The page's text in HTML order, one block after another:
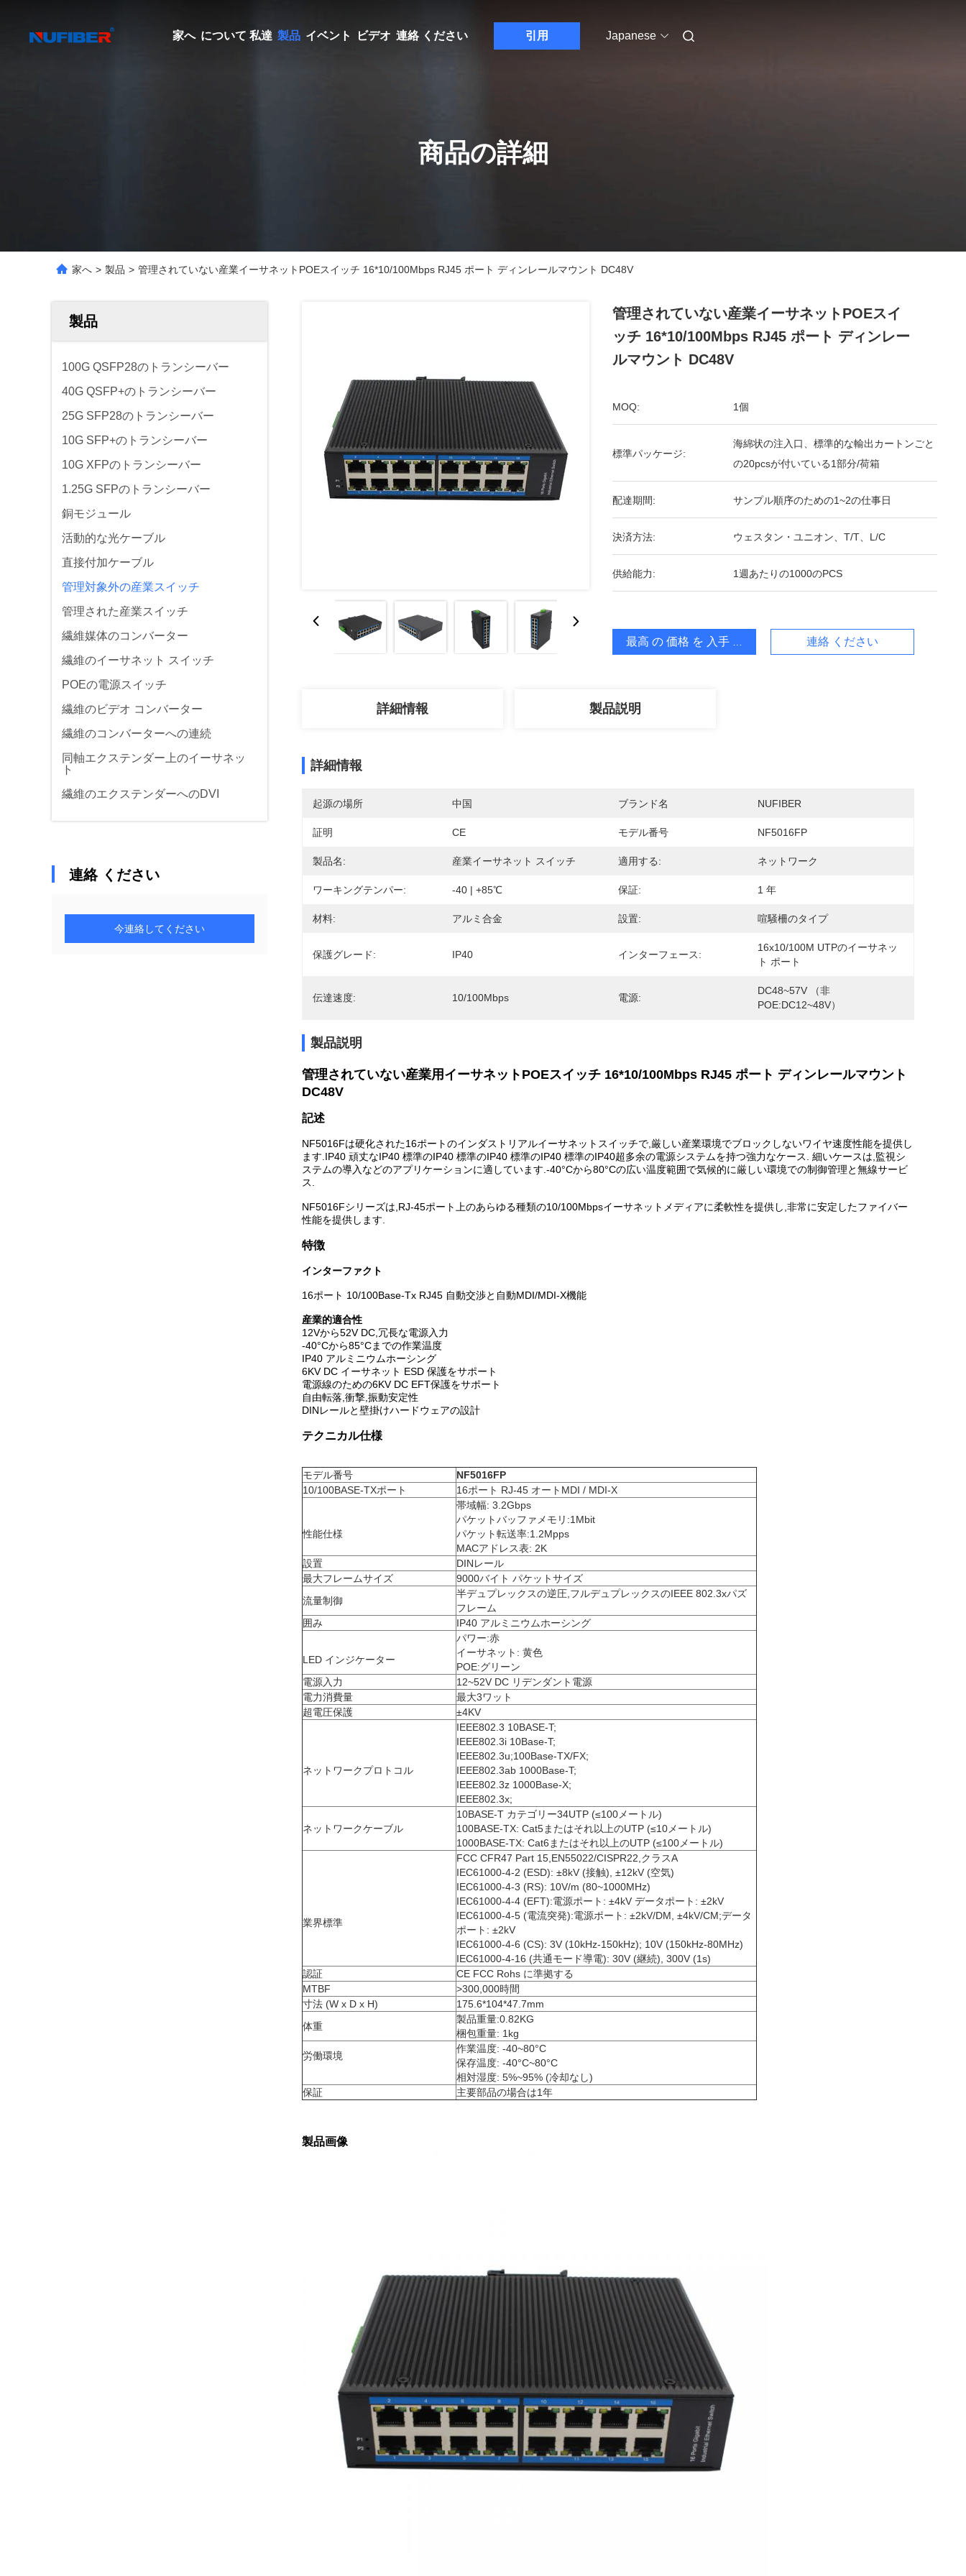
家へ について 私達 製品 イベント ビデオ 連絡 ください 引用 Japanese
商品の詳細
家へ > 製品 > 管理されていない産業イーサネットPOEスイッチ 16*10/100Mbps RJ45 ポート ディンレールマウント DC48V
製品
100G QSFP28のトランシーバー
40G QSFP+のトランシーバー
25G SFP28のトランシーバー
10G SFP+のトランシーバー
10G XFPのトランシーバー
1.25G SFPのトランシーバー
銅モジュール
活動的な光ケーブル
直接付加ケーブル
管理対象外の産業スイッチ
管理された産業スイッチ
繊維媒体のコンバーター
繊維のイーサネット スイッチ
POEの電源スイッチ
繊維のビデオ コンバーター
繊維のコンバーターへの連続
同軸エクステンダー上のイーサネッ
ト
繊維のエクステンダーへのDVI
連絡 ください
今連絡してください
管理されていない産業イーサネットPOEスイ
ッチ 16*10/100Mbps RJ45 ポート ディンレー
ルマウント DC48V
MOQ: 1個
標準パッケージ:
海綿状の注入口、標準的な輸出カートンごと
の20pcsが付いている1部分/荷箱
配達期間: サンプル順序のための1~2の仕事日
決済方法: ウェスタン・ユニオン、T/T、L/C
供給能力: 1週あたりの1000のPCS
最高 の 価格 を 入手 する 連絡 ください
詳細情報 製品説明
詳細情報
起源の場所 中国 ブランド名 NUFIBER
証明 CE モデル番号 NF5016FP
製品名: 産業イーサネット スイッチ 適用する: ネットワーク
ワーキングテンパー: -40 | +85℃ 保証: 1 年
材料: アルミ合金 設置: 喧騒柵のタイプ
保護グレード: IP40 インターフェース:
16x10/100M UTPのイーサネッ
ト ポート
伝達速度: 10/100Mbps 電源:
DC48~57V （非
POE:DC12~48V）
製品説明
管理されていない産業用イーサネットPOEスイッチ 16*10/100Mbps RJ45 ポート ディンレールマウント
DC48V
記述
NF5016Fは硬化された16ポートのインダストリアルイーサネットスイッチで,厳しい産業環境でブロックしないワイヤ速度性能を提供し
ます.IP40 頑丈なIP40 標準のIP40 標準のIP40 標準のIP40 標準のIP40超多余の電源システムを持つ強力なケース. 細いケースは,監視シ
ステムの導入などのアプリケーションに適しています.-40°Cから80°Cの広い温度範囲で気候的に厳しい環境での制御管理と無線サービ
ス.
NF5016Fシリーズは,RJ-45ポート上のあらゆる種類の10/100Mbpsイーサネットメディアに柔軟性を提供し,非常に安定したファイバー
性能を提供します.
特徴
インターファクト
16ポート 10/100Base-Tx RJ45 自動交渉と自動MDI/MDI-X機能
産業的適合性
12Vから52V DC,冗長な電源入力
-40°Cから85°Cまでの作業温度
IP40 アルミニウムホーシング
6KV DC イーサネット ESD 保護をサポート
電源線のための6KV DC EFT保護をサポート
自由転落,衝撃,振動安定性
DINレールと壁掛けハードウェアの設計
テクニカル仕様
モデル番号
NF5016FP
10/100BASE-TXポート
16ポート RJ-45 オートMDI / MDI-X
性能仕様
帯域幅: 3.2Gbps
パケットバッファメモリ:1Mbit
パケット転送率:1.2Mpps
MACアドレス表: 2K
設置
DINレール
最大フレームサイズ
9000バイト パケットサイズ
流量制御
半デュプレックスの逆圧,フルデュプレックスのIEEE 802.3xパズ
フレーム
囲み
IP40 アルミニウムホーシング
LED インジケーター
パワー:赤
イーサネット: 黄色
POE:グリーン
電源入力
12~52V DC リデンダント電源
電力消費量
最大3ワット
超電圧保護
±4KV
ネットワークプロトコル
IEEE802.3 10BASE-T;
IEEE802.3i 10Base-T;
IEEE802.3u;100Base-TX/FX;
IEEE802.3ab 1000Base-T;
IEEE802.3z 1000Base-X;
IEEE802.3x;
ネットワークケーブル
10BASE-T カテゴリー34UTP (≤100メートル)
100BASE-TX: Cat5またはそれ以上のUTP (≤10メートル)
1000BASE-TX: Cat6またはそれ以上のUTP (≤100メートル)
業界標準
FCC CFR47 Part 15,EN55022/CISPR22,クラスA
IEC61000-4-2 (ESD): ±8kV (接触), ±12kV (空気)
IEC61000-4-3 (RS): 10V/m (80~1000MHz)
IEC61000-4-4 (EFT):電源ポート: ±4kV データポート: ±2kV
IEC61000-4-5 (電流突発):電源ポート: ±2kV/DM, ±4kV/CM;データ
ポート: ±2kV
IEC61000-4-6 (CS): 3V (10kHz-150kHz); 10V (150kHz-80MHz)
IEC61000-4-16 (共通モード導電): 30V (継続), 300V (1s)
認証
CE FCC Rohs に準拠する
MTBF
>300,000時間
寸法 (W x D x H)
175.6*104*47.7mm
体重
製品重量:0.82KG
梱包重量: 1kg
労働環境
作業温度: -40~80°C
保存温度: -40°C~80°C
相対湿度: 5%~95% (冷却なし)
保証
主要部品の場合は1年
製品画像